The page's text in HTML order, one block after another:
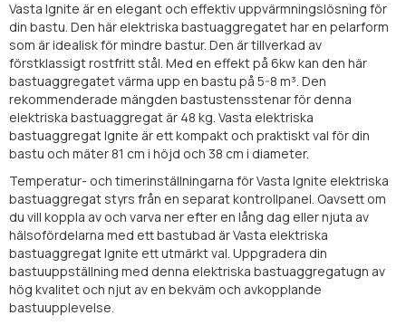
Vasta Ignite är en elegant och effektiv uppvärmningslösning för
din bastu. Den här elektriska bastuaggregatet har en pelarform
som är idealisk för mindre bastur. Den är tillverkad av
förstklassigt rostfritt stål. Med en effekt på 6kw kan den här
bastuaggregatet värma upp en bastu på 5-8 m³. Den
rekommenderade mängden bastustensstenar för denna
elektriska bastuaggregat är 48 kg. Vasta elektriska
bastuaggregat Ignite är ett kompakt och praktiskt val för din
bastu och mäter 81 cm i höjd och 38 cm i diameter.
Temperatur- och timerinställningarna för Vasta Ignite elektriska
bastuaggregat styrs från en separat kontrollpanel. Oavsett om
du vill koppla av och varva ner efter en lång dag eller njuta av
hälsofördelarna med ett bastubad är Vasta elektriska
bastuaggregat Ignite ett utmärkt val. Uppgradera din
bastuuppställning med denna elektriska bastuaggregatugn av
hög kvalitet och njut av en bekväm och avkopplande
bastuupplevelse.